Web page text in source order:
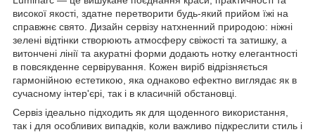
високої якості, здатне перетворити будь-який прийом їжі на
справжнє свято. Дизайн сервізу натхненний природою: ніжні
зелені відтінки створюють атмосферу свіжості та затишку, а
витончені лінії та акуратні форми додають нотку елегантності
в повсякденне сервірування. Кожен виріб відрізняється
гармонійною естетикою, яка однаково ефектно виглядає як в
сучасному інтер'єрі, так і в класичній обстановці.
Сервіз ідеально підходить як для щоденного використання,
так і для особливих випадків, коли важливо підкреслити стиль і